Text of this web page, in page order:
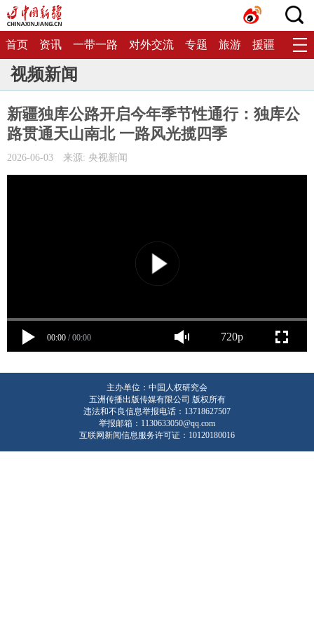
首页 资讯 一带一路 对外交流 专题 旅游 援疆 生态
视频新闻
新疆独库公路开启今年季节性通行：独库公
路贯通天山南北 一路风光揽四季
2026-06-03 来源: 央视新闻
00:00 / 00:00 720p
主办单位：中国人权研究会
五洲传播出版传媒有限公司 版权所有
违法和不良信息举报电话：13718627507
举报邮箱：1130633050@qq.com
互联网新闻信息服务许可证：10120180016